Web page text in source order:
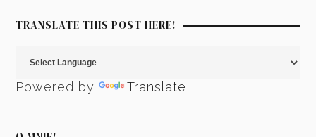
TRANSLATE THIS POST HERE!
Powered by Translate